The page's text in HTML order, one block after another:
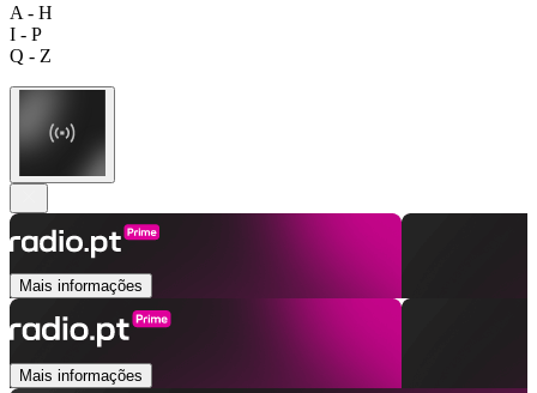
A - H
I - P
Q - Z
Mais informações
Mais informações